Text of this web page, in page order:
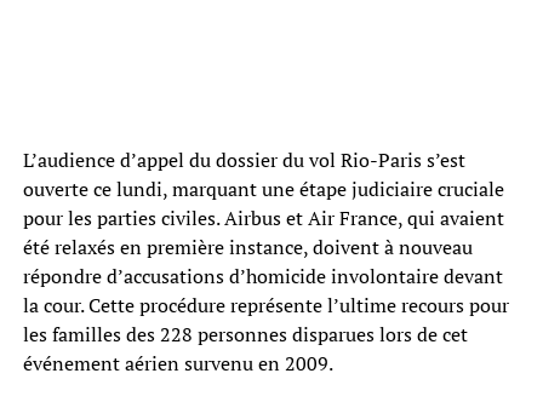
L’audience d’appel du dossier du vol Rio-Paris s’est
ouverte ce lundi, marquant une étape judiciaire cruciale
pour les parties civiles. Airbus et Air France, qui avaient
été relaxés en première instance, doivent à nouveau
répondre d’accusations d’homicide involontaire devant
la cour. Cette procédure représente l’ultime recours pour
les familles des 228 personnes disparues lors de cet
événement aérien survenu en 2009.